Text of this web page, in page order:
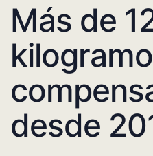
Más de
desde